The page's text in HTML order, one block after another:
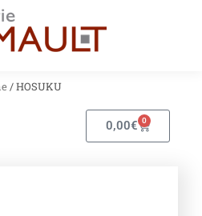
/ HOSUKU
0,00€ 0